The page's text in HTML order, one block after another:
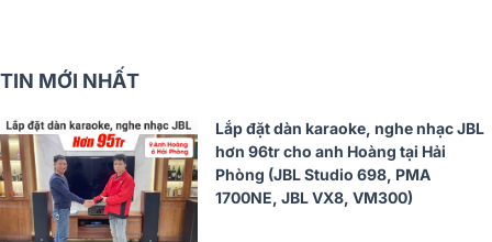
TIN MỚI NHẤT
Lắp đặt dàn karaoke, nghe nhạc JBL
hơn 96tr cho anh Hoàng tại Hải
Phòng (JBL Studio 698, PMA
1700NE, JBL VX8, VM300)